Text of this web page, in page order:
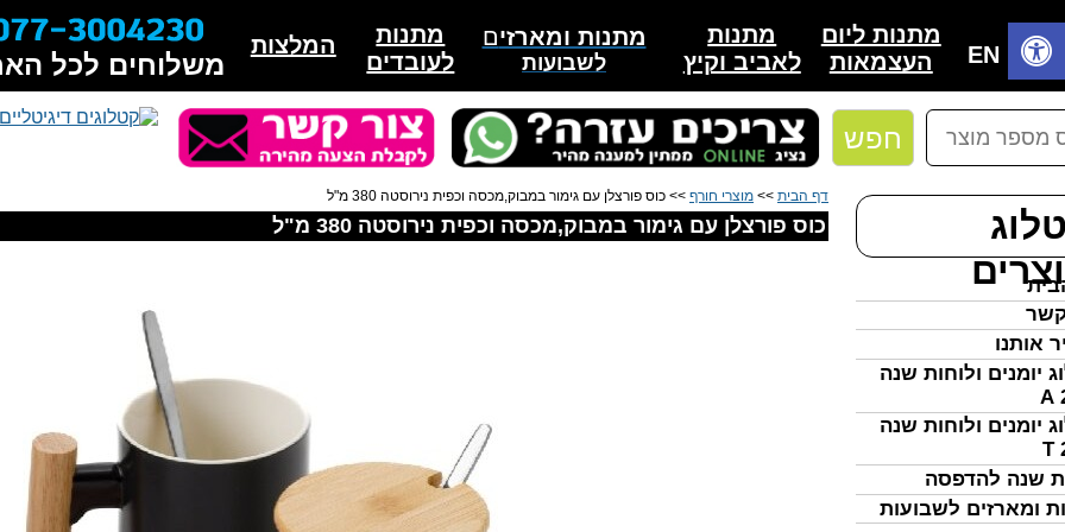
חפש
אותנו
יומנים ולוחות שנה
יומנים ולוחות שנה
שנה להדפסה
ומארזים לשבועות
EN
מתנות
לאביב וקיץ
המלצות
מתנות
לעובדים
מתנות ומארזים
לשבועות
מתנות ליום
העצמאות
משלוחים לכל
דף הבית >> מוצרי חורף >> כוס פורצלן עם גימור במבוק,מכסה וכפית נירוסטה 380 מ"ל
כוס פורצלן עם גימור במבוק,מכסה וכפית נירוסטה 380 מ"ל